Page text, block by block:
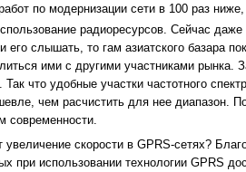
по модернизации сети в 100 раз ниже,
радиоресурсов. Сейчас
его слышать, то гам азиатского базара
ими с другими участниками рынка.
Так что удобные участки частотного
чем расчистить для нее диапазон.
современности.
увеличение скорости в GPRS-сетях?
при использовании технологии GPRS